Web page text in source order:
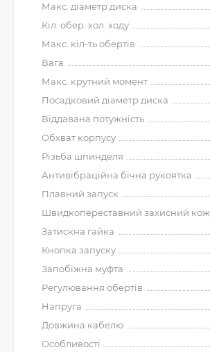
Макс. діаметр диска
Кіл. обер. хол. ходу
Макс. кіл-ть обертів
Вага
Макс. крутний момент
Посадковий діаметр диска
Віддавана потужність
Обхват корпусу
Різьба шпинделя
Антивібраційна бічна рукоятка
Плавний запуск
Швидкопереставний захисний
Затискна гайка
Кнопка запуску
Запобіжна муфта
Регулювання обертів
Напруга
Довжина кабелю
Особливості